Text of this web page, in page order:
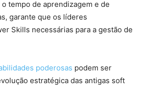
tempo de aprendizagem e de
garante que os líderes
Skills necessárias para a gestão de
poderosas podem ser
estratégica das antigas soft